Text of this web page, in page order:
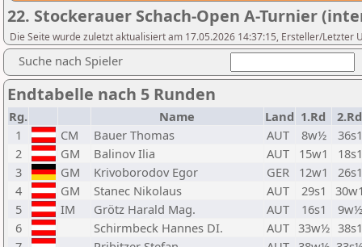
22. Stockerauer Schach-Open A-Turnier
Die Seite wurde zuletzt aktualisiert am 17.05.2026 14:37:15, Ersteller/Letzter
Suche nach Spieler
Endtabelle nach 5 Runden
Rg. Name Land 1.Rd
2.Rd
1
CM Bauer Thomas AUT 8w½
36s1
2
GM Balinov Ilia AUT 15w1
18s1
3
GM Krivoborodov Egor GER 12w1
26s1
4
GM Stanec Nikolaus AUT 29s1
5
IM Grötz Harald Mag. AUT 16s1
9w½
6
Schirmbeck Hannes DI. AUT 33w½ 38s1